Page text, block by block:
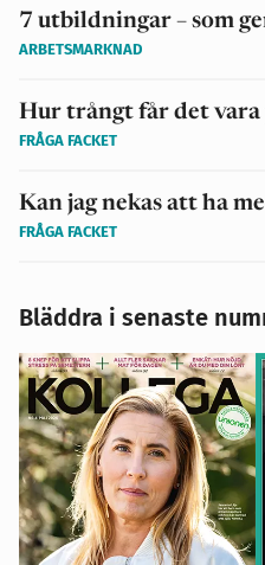
7 utbildningar – som
ARBETSMARKNAD
Hur trångt får det vara
FRÅGA FACKET
Kan jag nekas att ha
FRÅGA FACKET
Bläddra i senaste